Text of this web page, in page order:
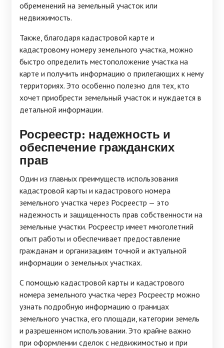
обременений на земельный участок или
недвижимость.
Также, благодаря кадастровой карте и
кадастровому номеру земельного участка, можно
быстро определить местоположение участка на
карте и получить информацию о прилегающих к нему
территориях. Это особенно полезно для тех, кто
хочет приобрести земельный участок и нуждается в
детальной информации.
Росреестр: надежность и
обеспечение гражданских
прав
Один из главных преимуществ использования
кадастровой карты и кадастрового номера
земельного участка через Росреестр — это
надежность и защищенность прав собственности на
земельные участки. Росреестр имеет многолетний
опыт работы и обеспечивает предоставление
гражданам и организациям точной и актуальной
информации о земельных участках.
С помощью кадастровой карты и кадастрового
номера земельного участка через Росреестр можно
узнать подробную информацию о границах
земельного участка, его площади, категории земель
и разрешенном использовании. Это крайне важно
при оформлении сделок с недвижимостью и при